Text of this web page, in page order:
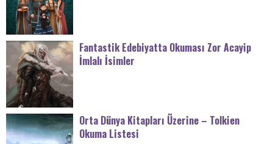
Fantastik Edebiyatta Okuması Zor Acayip
İmlalı İsimler
Orta Dünya Kitapları Üzerine – Tolkien
Okuma Listesi